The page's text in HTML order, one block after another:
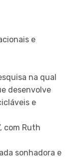
e
na qual
desenvolve
e
com Ruth
sonhadora e